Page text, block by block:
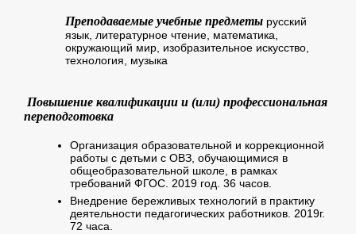
Преподаваемые учебные предметы русский
язык, литературное чтение, математика,
окружающий мир, изобразительное искусство,
технология, музыка
Повышение квалификации и (или) профессиональная
переподготовка
Организация образовательной и коррекционной
работы с детьми с ОВЗ, обучающимися в
общеобразовательной школе, в рамках
требований ФГОС. 2019 год. 36 часов.
Внедрение бережливых технологий в практику
деятельности педагогических работников. 2019г.
72 часа.